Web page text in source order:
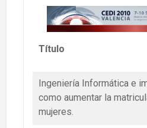
Título
Ingeniería Informática e
como aumentar la
mujeres.